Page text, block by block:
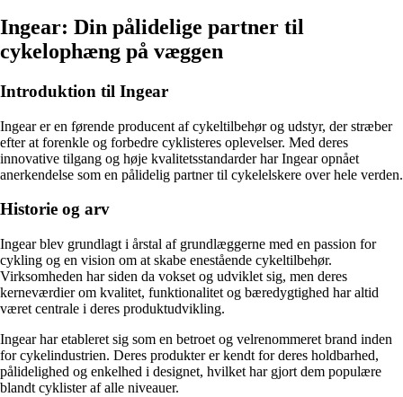
Ingear: Din pålidelige partner til
cykelophæng på væggen
Introduktion til Ingear
Ingear er en førende producent af cykeltilbehør og udstyr, der stræber
efter at forenkle og forbedre cyklisteres oplevelser. Med deres
innovative tilgang og høje kvalitetsstandarder har Ingear opnået
anerkendelse som en pålidelig partner til cykelelskere over hele verden.
Historie og arv
Ingear blev grundlagt i årstal af grundlæggerne med en passion for
cykling og en vision om at skabe enestående cykeltilbehør.
Virksomheden har siden da vokset og udviklet sig, men deres
kerneværdier om kvalitet, funktionalitet og bæredygtighed har altid
været centrale i deres produktudvikling.
Ingear har etableret sig som en betroet og velrenommeret brand inden
for cykelindustrien. Deres produkter er kendt for deres holdbarhed,
pålidelighed og enkelhed i designet, hvilket har gjort dem populære
blandt cyklister af alle niveauer.